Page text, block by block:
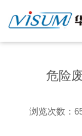
危险
浏览次数：